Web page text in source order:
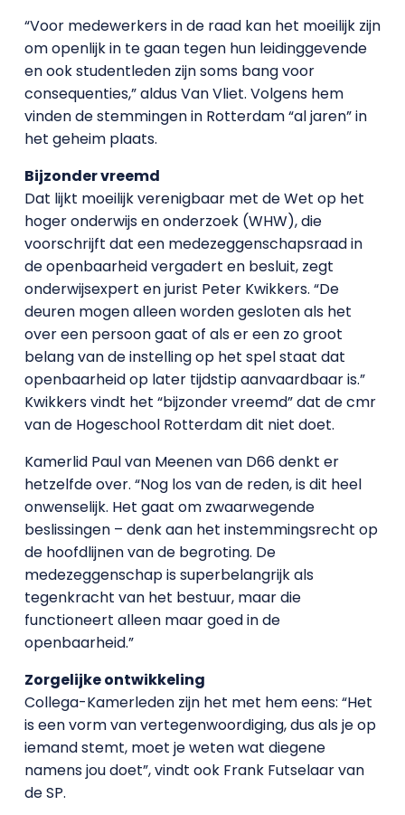
“Voor medewerkers in de raad kan het moeilijk zijn
om openlijk in te gaan tegen hun leidinggevende
en ook studentleden zijn soms bang voor
consequenties,” aldus Van Vliet. Volgens hem
vinden de stemmingen in Rotterdam “al jaren” in
het geheim plaats.
Bijzonder vreemd
Dat lijkt moeilijk verenigbaar met de Wet op het
hoger onderwijs en onderzoek (WHW), die
voorschrijft dat een medezeggenschapsraad in
de openbaarheid vergadert en besluit, zegt
onderwijsexpert en jurist Peter Kwikkers. “De
deuren mogen alleen worden gesloten als het
over een persoon gaat of als er een zo groot
belang van de instelling op het spel staat dat
openbaarheid op later tijdstip aanvaardbaar is.”
Kwikkers vindt het “bijzonder vreemd” dat de cmr
van de Hogeschool Rotterdam dit niet doet.
Kamerlid Paul van Meenen van D66 denkt er
hetzelfde over. “Nog los van de reden, is dit heel
onwenselijk. Het gaat om zwaarwegende
beslissingen – denk aan het instemmingsrecht op
de hoofdlijnen van de begroting. De
medezeggenschap is superbelangrijk als
tegenkracht van het bestuur, maar die
functioneert alleen maar goed in de
openbaarheid.”
Zorgelijke ontwikkeling
Collega-Kamerleden zijn het met hem eens: “Het
is een vorm van vertegenwoordiging, dus als je op
iemand stemt, moet je weten wat diegene
namens jou doet”, vindt ook Frank Futselaar van
de SP.